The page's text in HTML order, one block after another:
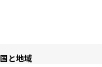
国と地域